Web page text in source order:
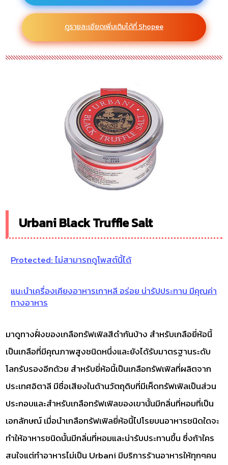
ดูรายละเอียดเพิ่มเติมได้ที่ Shopee
Urbani Black Truffle Salt
Protected: ไม่สามารถดูโพสต์นี้ได้
แนะนำเครื่องเคียงอาหารเกาหลี อร่อย น่ารัปประทาน มีคุณค่า
ทางอาหาร
มาดูทางฝั่งของเกลือทรัฟเฟิลสีดำกันบ้าง สำหรับเกลือยี่ห้อนี้
เป็นเกลือที่มีคุณภาพสูงชนิดหนึ่งและยังได้รับมาตรฐานระดับ
โลกรับรองอีกด้วย สำหรับยี่ห้อนี้เป็นเกลือทรัฟเฟิลที่ผลิตจาก
ประเทศอิตาลี มีชื่อเสียงในด้านวัตถุดิบที่มีเห็ดทรัฟเฟิลเป็นส่วน
ประกอบและสำหรับเกลือทรัฟเฟิลของเขานั้นมีกลิ่นที่หอมที่เป็น
เอกลักษณ์ เมื่อนำเกลือทรัฟเฟิลยี่ห้อนี้ไปโรยบนอาหารชนิดใดจะ
ทำให้อาหารชนิดนั้นมีกลิ่นที่หอมและน่ารับประทานขึ้น ซึ่งถ้าใคร
สนใจแต่ทำอาหารไม่เป็น Urbani มีบริการร้านอาหารให้ทุกๆคน